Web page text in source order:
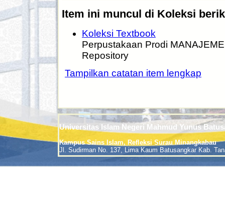
Item ini muncul di Koleksi
Koleksi Textbook
Perpustakaan Prodi
Repository
Tampilkan catatan item lengkap
Universitas Islam Negeri Mahmud Yunus
Kampus Sains Islam, Refleksi Surau Minangkabau
Jl. Sudirman No. 137, Lima Kaum Batusangkar Kab.